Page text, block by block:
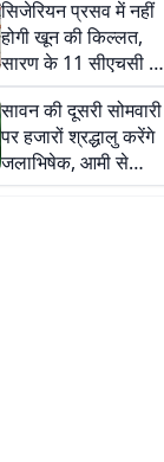
जलाभिषेक
सिजेरियन प्रसव में नहीं
होगी खून की किल्लत,
सारण के 11 सीएचसी में
बनेगा ब्लड स्टोरेज यूनिट
सावन की दूसरी सोमवारी
पर हजारों श्रद्धालु करेंगे
जलाभिषेक, आमी से
चकनूर तक गूंजेगा हर-हर